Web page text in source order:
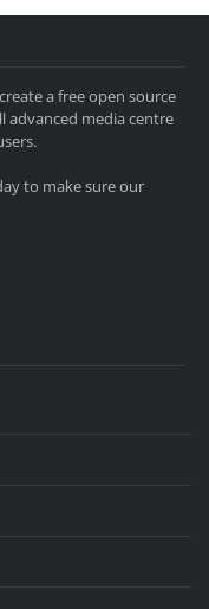
a free open source
advanced media centre
to make sure our